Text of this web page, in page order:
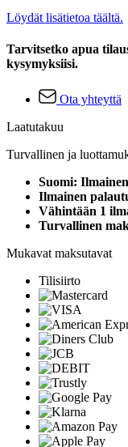
Löydät lisätietoa täältä.
Tarvitsetko apua
kysymyksiisi.
Ota yhteyttä
Laatutakuu
Turvallinen ja
Suomi:
Ilmainen
Vähintään 1
Turvallinen
Mukavat maksutavat
Tilisiirto